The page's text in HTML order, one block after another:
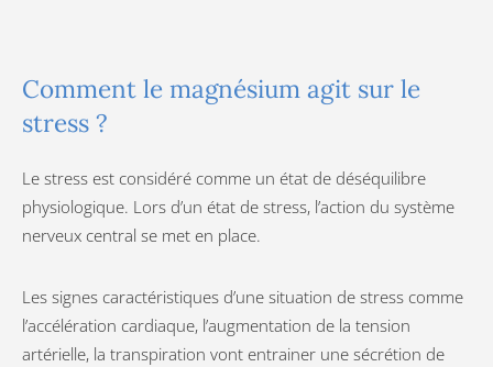
Comment le magnésium agit sur le
stress ?
Le stress est considéré comme un état de déséquilibre
physiologique. Lors d’un état de stress, l’action du système
nerveux central se met en place.
Les signes caractéristiques d’une situation de stress comme
l’accélération cardiaque, l’augmentation de la tension
artérielle, la transpiration vont entrainer une sécrétion de